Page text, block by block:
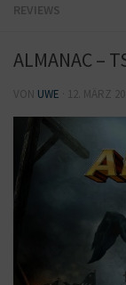
REVIEWS
ALMANAC –
VON UWE 12. MÄRZ